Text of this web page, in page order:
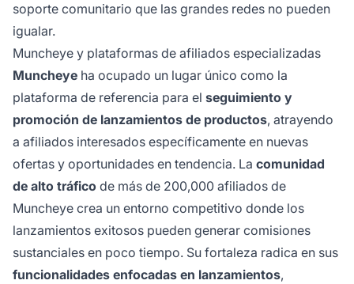
soporte comunitario que las grandes redes no pueden
igualar.
Muncheye y plataformas de afiliados especializadas
Muncheye ha ocupado un lugar único como la
plataforma de referencia para el seguimiento y
promoción de lanzamientos de productos, atrayendo
a afiliados interesados específicamente en nuevas
ofertas y oportunidades en tendencia. La comunidad
de alto tráfico de más de 200,000 afiliados de
Muncheye crea un entorno competitivo donde los
lanzamientos exitosos pueden generar comisiones
sustanciales en poco tiempo. Su fortaleza radica en sus
funcionalidades enfocadas en lanzamientos,